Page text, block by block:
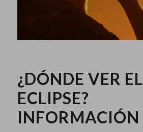
¿DÓNDE VER EL
ECLIPSE?
INFORMACIÓN